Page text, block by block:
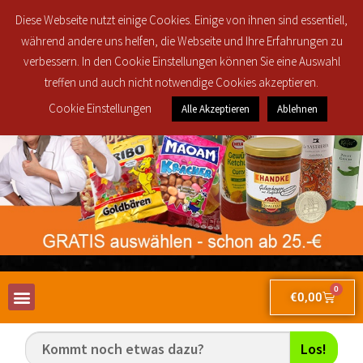
und 30916 ab 25€ brutto Bestellwert für nur 2,50€!
€0,00
0
Los!
Diese Webseite nutzt einige Cookies. Einige von ihnen sind essentiell,
während andere uns helfen, die Webseite und Ihre Erfahrungen zu
verbessern. In den Cookie Einstellungen können Sie eine Auswahl
treffen und auch nicht notwendige Cookies akzeptieren.
Cookie Einstellungen
Alle Akzeptieren Ablehnen